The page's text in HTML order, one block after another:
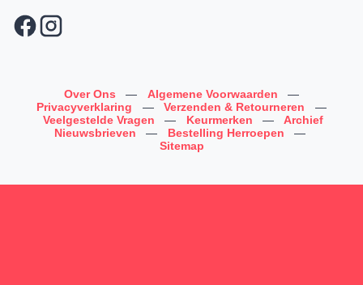
Over Ons — Algemene Voorwaarden
—
Privacyverklaring
— Verzenden & Retourneren
—
Veelgestelde Vragen
— Keurmerken —
Archief
Nieuwsbrieven
— Bestelling Herroepen
—
Sitemap